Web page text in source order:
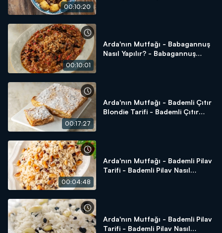
00:10:20
00:10:01
Arda'nın Mutfağı - Babagannuş
Nasıl Yapılır? - Babagannuş
00:17:27
Arda'nın Mutfağı - Bademli Çıtır
Blondie Tarifi - Bademli Çıtır
00:04:48
Arda'nın Mutfağı - Bademli Pilav
Tarifi - Bademli Pilav Nasıl
Arda'nın Mutfağı - Bademli Pilav
Tarifi - Bademli Pilav Nasıl